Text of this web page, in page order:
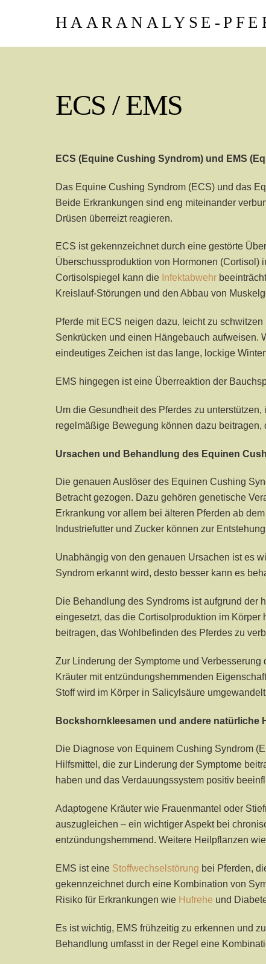
HAARANALYSE-
ECS / EMS
ECS (Equine Cushing Syndrom) und EMS
Das Equine Cushing Syndrom (ECS) und das
Beide Erkrankungen sind eng miteinander
Drüsen überreizt reagieren.
ECS ist gekennzeichnet durch eine gestörte
Überschussproduktion von Hormonen (Cortisol)
Cortisolspiegel kann die Infektabwehr
Kreislauf-Störungen und den Abbau von
Pferde mit ECS neigen dazu, leicht zu
Senkrücken und einen Hängebauch aufweisen.
eindeutiges Zeichen ist das lange, lockige
EMS hingegen ist eine Überreaktion der
Um die Gesundheit des Pferdes zu
regelmäßige Bewegung können dazu
Ursachen und Behandlung des Equinen
Die genauen Auslöser des Equinen Cushing
Betracht gezogen. Dazu gehören genetische
Erkrankung vor allem bei älteren Pferden ab
Industriefutter und Zucker können zur
Unabhängig von den genauen Ursachen ist es
Syndrom erkannt wird, desto besser kann es
Die Behandlung des Syndroms ist aufgrund der
eingesetzt, das die Cortisolproduktion im
beitragen, das Wohlbefinden des Pferdes zu
Zur Linderung der Symptome und
Kräuter mit entzündungshemmenden
Stoff wird im Körper in Salicylsäure
Bockshornkleesamen und andere natürliche
Die Diagnose von Equinem Cushing Syndrom
Hilfsmittel, die zur Linderung der Symptome
haben und das Verdauungssystem positiv
Adaptogene Kräuter wie Frauenmantel oder
auszugleichen – ein wichtiger Aspekt bei
entzündungshemmend. Weitere Heilpflanzen
EMS ist eine Stoffwechselstörung bei Pferden,
gekennzeichnet durch eine Kombination von
Risiko für Erkrankungen wie Hufrehe und
Es ist wichtig, EMS frühzeitig zu erkennen und
Behandlung umfasst in der Regel eine